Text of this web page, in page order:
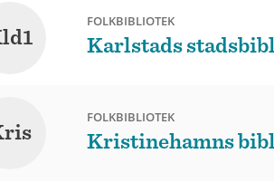
FOLKBIBLIOTEK
Karlstads
FOLKBIBLIOTEK
Kristinehamns